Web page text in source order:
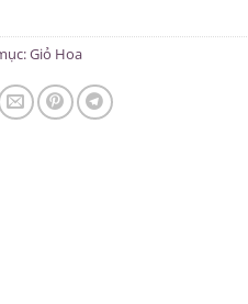
Giỏ Hoa